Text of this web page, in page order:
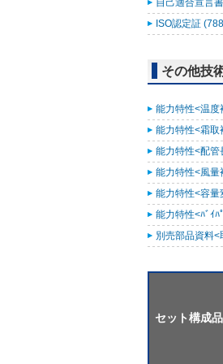
自己適合宣言
ISO認定証
その他技
能力特性<温
能力特性<霜取
能力特性<配管
能力特性<風量
能力特性<容量
能力特性<ﾊﾞｲﾊ
別売部品資料
セット構成品